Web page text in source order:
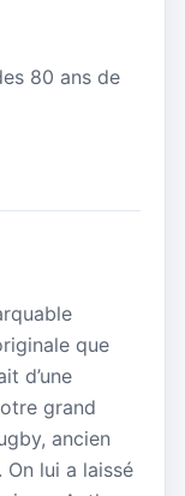
80 ans de
que
d’une
grand
ancien
On lui a laissé